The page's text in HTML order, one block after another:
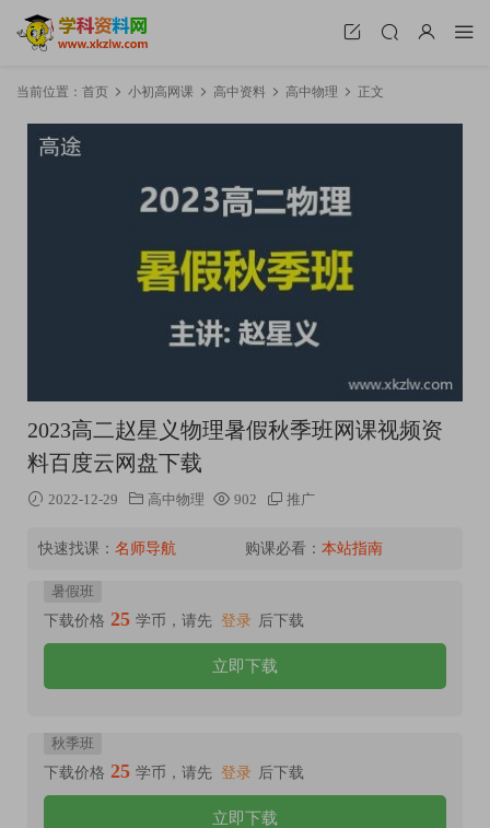
当前位置： 首页 小初高网课 高中资料 高中物理 正文
2023高二赵星义物理暑假秋季班网课视频资
料百度云网盘下载
2022-12-29 高中物理 902 推广
快速找课： 名师导航 购课必看： 本站指南
暑假班
下载价格 25 学币，请先 登录 后下载
立即下载
秋季班
下载价格 25 学币，请先 登录 后下载
立即下载